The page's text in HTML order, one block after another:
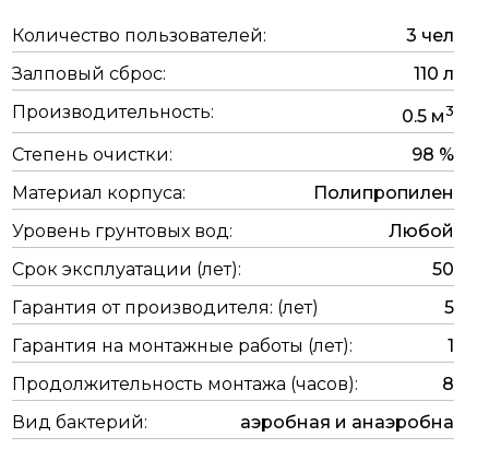
Количество пользователей:
3 чел
Залповый сброс:
110 л
Производительность:
0.5 м3
Степень очистки:
98 %
Материал корпуса:
Полипропилен
Уровень грунтовых вод:
Любой
Срок эксплуатации (лет):
50
Гарантия от производителя: (лет)
5
Гарантия на монтажные работы (лет):
1
Продолжительность монтажа (часов):
8
Вид бактерий:
аэробная и анаэробна